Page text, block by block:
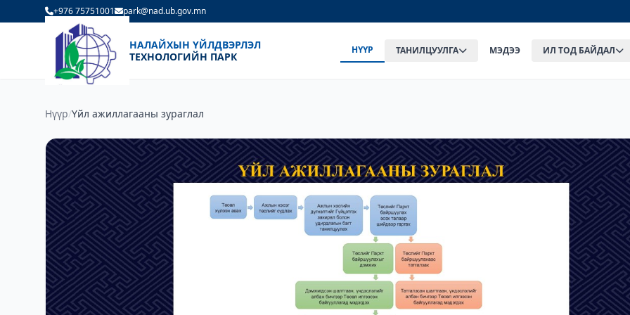
+976 75751001 park@nad.ub.gov.mn
НАЛАЙХЫН ҮЙЛДВЭРЛЭЛ
ТЕХНОЛОГИЙН ПАРК
НҮҮР ТАНИЛЦУУЛГА МЭДЭЭ ИЛ ТОД БАЙДАЛ
Нүүр/Үйл ажиллагааны зураглал